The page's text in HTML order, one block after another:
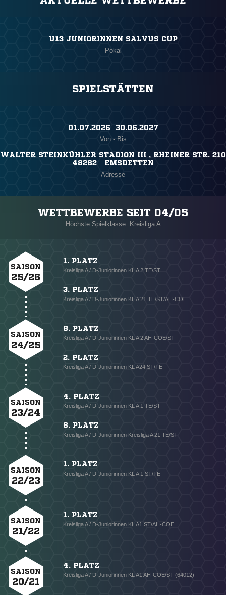
U13 JUNIORINNEN SALVUS CUP
Pokal
SPIELSTÄTTEN
01.07.2026 ​ 30.06.2027
Von - Bis
WALTER STEINKÜHLER STADION III , RHEINER STR. 210
48282 EMSDETTEN
Adresse
WETTBEWERBE SEIT 04/05
Höchste Spielklasse: Kreisliga A
SAISON
25/26
1. PLATZ
Kreisliga A / D-Juniorinnen KL A 2 TE/ST
3. PLATZ
Kreisliga A / D-Juniorinnen KL A 21 TE/ST/AH-COE
SAISON
24/25
8. PLATZ
Kreisliga A / D-Juniorinnen KL A 2 AH-COE/ST
2. PLATZ
Kreisliga A / D-Juniorinnen KL A24 ST/TE
SAISON
23/24
4. PLATZ
Kreisliga A / D-Juniorinnen KL A 1 TE/ST
8. PLATZ
Kreisliga A / D-Juniorinnen Kreisliga A 21 TE/ST
SAISON
22/23
1. PLATZ
Kreisliga A / D-Juniorinnen KL A 1 ST/TE
SAISON
21/22
1. PLATZ
Kreisliga A / D-Juniorinnen KL A1 ST/AH-COE
SAISON
20/21
4. PLATZ
Kreisliga A / D-Juniorinnen KL A1 AH-COE/ST (64012)